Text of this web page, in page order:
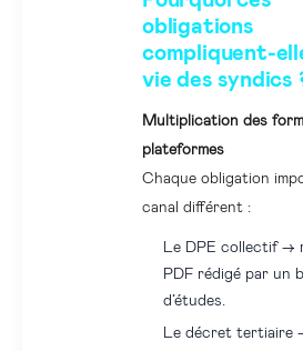
obligations
compliquent-
vie des syndics
Multiplication des
plateformes
Chaque obligation
canal différent :
Le DPE collectif →
PDF rédigé par un
d’études.
Le décret tertiaire